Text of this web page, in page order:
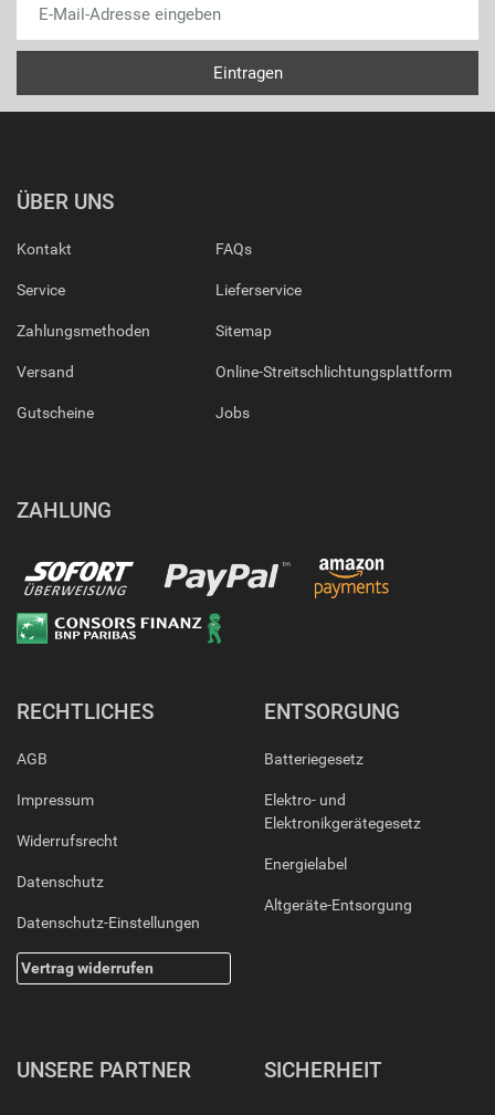
ÜBER UNS
Kontakt
Service
Zahlungsmethoden
Versand
Gutscheine
FAQs
Lieferservice
Sitemap
Online-Streitschlichtungsplattform
Jobs
ZAHLUNG
RECHTLICHES
AGB
Impressum
Widerrufsrecht
Datenschutz
Datenschutz-Einstellungen
Vertrag widerrufen
ENTSORGUNG
Batteriegesetz
Elektro- und
Elektronikgerätegesetz
Energielabel
Altgeräte-Entsorgung
UNSERE PARTNER SICHERHEIT